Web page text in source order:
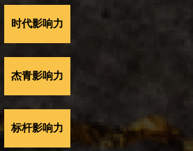
时代影响力
杰青影响力
标杆影响力